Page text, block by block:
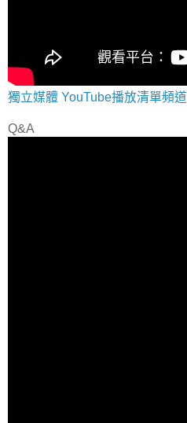
獨立媒體 YouTube播放清單頻道
Q&A